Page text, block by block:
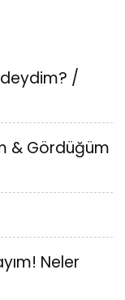
/
& Gördüğüm
Neler